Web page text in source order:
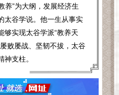
养”为大纲，发展经济生
太谷学说。他一生从事实
够实现太谷学派“教养天
败屡战、坚韧不拔，太谷
支柱。